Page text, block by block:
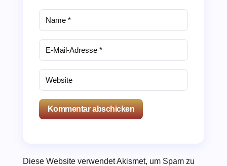
Kommentar abschicken
Diese Website verwendet Akismet, um Spam zu